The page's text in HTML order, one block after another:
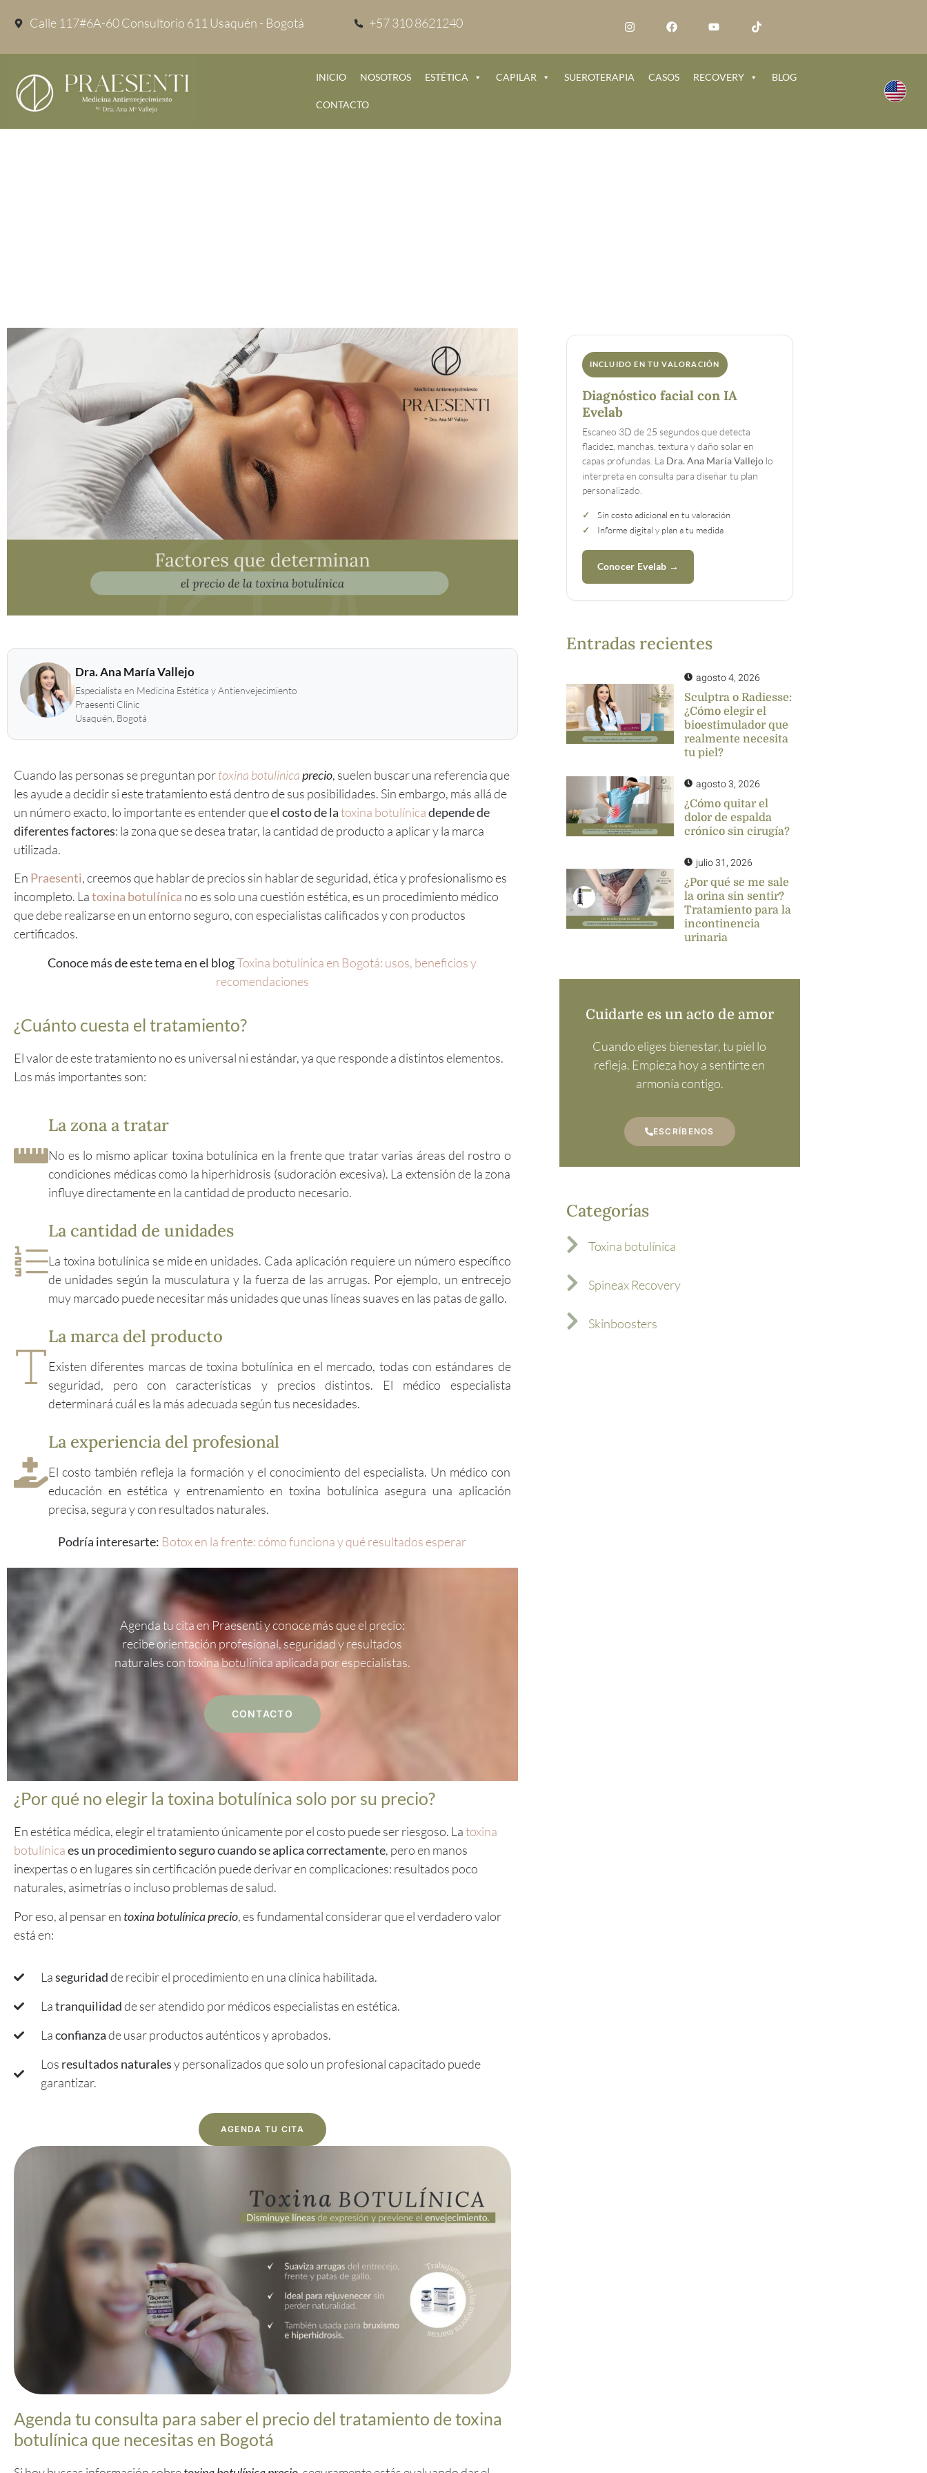
Calle 117#6A-60 Consultorio 611 Usaquén - Bogotá +57 310 8621240
INICIO NOSOTROS ESTÉTICA CAPILAR SUEROTERAPIA CASOS RECOVERY BLOG
CONTACTO
Dra. Ana María Vallejo
Especialista en Medicina Estética y Antienvejecimiento
Praesenti Clinic
Usaquén, Bogotá
Cuando las personas se preguntan portoxina botulínicaprecio, suelen buscar una referencia que
les ayude a decidir si este tratamiento está dentro de sus posibilidades. Sin embargo, más allá de
un número exacto, lo importante es entender queel costo de latoxina botulínicadepende de
diferentes factores: la zona que se desea tratar, la cantidad de producto a aplicar y la marca
utilizada.
En Praesenti, creemos que hablar de precios sin hablar de seguridad, ética y profesionalismo es
incompleto. Latoxina botulínica no es solo una cuestión estética, es un procedimiento médico
que debe realizarse en un entorno seguro, con especialistas calificados y con productos
certificados.
Conoce más de este tema en el blogToxina botulínica en Bogotá: usos, beneficios y
recomendaciones
¿Cuánto cuesta el tratamiento?
El valor de este tratamiento no es universal ni estándar, ya que responde a distintos elementos.
Los más importantes son:
La zona a tratar
No es lo mismo aplicar toxina botulínica en la frente que tratar varias áreas del rostro o
condiciones médicas como la hiperhidrosis (sudoración excesiva). La extensión de la zona
influye directamente en la cantidad de producto necesario.
La cantidad de unidades
La toxina botulínica se mide en unidades. Cada aplicación requiere un número específico
de unidades según la musculatura y la fuerza de las arrugas. Por ejemplo, un entrecejo
muy marcado puede necesitar más unidades que unas líneas suaves en las patas de gallo.
La marca del producto
Existen diferentes marcas de toxina botulínica en el mercado, todas con estándares de
seguridad, pero con características y precios distintos. El médico especialista
determinará cuál es la más adecuada según tus necesidades.
La experiencia del profesional
El costo también refleja la formación y el conocimiento del especialista. Un médico con
educación en estética y entrenamiento en toxina botulínica asegura una aplicación
precisa, segura y con resultados naturales.
Podría interesarte: Botox en la frente: cómo funciona y qué resultados esperar
Agenda tu cita en Praesenti y conoce más que el precio:
recibe orientación profesional, seguridad y resultados
naturales con toxina botulínica aplicada por especialistas.
CONTACTO
¿Por qué no elegir la toxina botulínica solo por su precio?
En estética médica, elegir el tratamiento únicamente por el costo puede ser riesgoso. Latoxina
botulínicaes un procedimiento seguro cuando se aplica correctamente, pero en manos
inexpertas o en lugares sin certificación puede derivar en complicaciones: resultados poco
naturales, asimetrías o incluso problemas de salud.
Por eso, al pensar en toxina botulínica precio, es fundamental considerar que el verdadero valor
está en:
Laseguridadde recibir el procedimiento en una clínica habilitada.
Latranquilidadde ser atendido por médicos especialistas en estética.
Laconfianzade usar productos auténticos y aprobados.
Los resultados naturalesy personalizados que solo un profesional capacitado puede
garantizar.
AGENDA TU CITA
Agenda tu consulta para saber el precio del tratamiento de toxina
botulínica que necesitas en Bogotá
INCLUIDO EN TU VALORACIÓN
Diagnóstico facial con IA
Evelab
Escaneo 3D de 25 segundos que detecta
flacidez, manchas, textura y daño solar en
capas profundas. La Dra. Ana María Vallejolo
interpreta en consulta para diseñar tu plan
personalizado.
✓
Sin costo adicional en tu valoración
✓
Informe digital y plan a tu medida
Conocer Evelab →
Entradas recientes
agosto 4, 2026
Sculptra o Radiesse:
¿Cómo elegir el
bioestimulador que
realmente necesita
tu piel?
agosto 3, 2026
¿Cómo quitar el
dolor de espalda
crónico sin cirugía?
julio 31, 2026
¿Por qué se me sale
la orina sin sentir?
Tratamiento para la
incontinencia
urinaria
Cuidarte es un acto de amor
Cuando eliges bienestar, tu piel lo
refleja. Empieza hoy a sentirte en
armonía contigo.
ESCRÍBENOS
Categorías
Toxina botulínica
Spineax Recovery
Skinboosters